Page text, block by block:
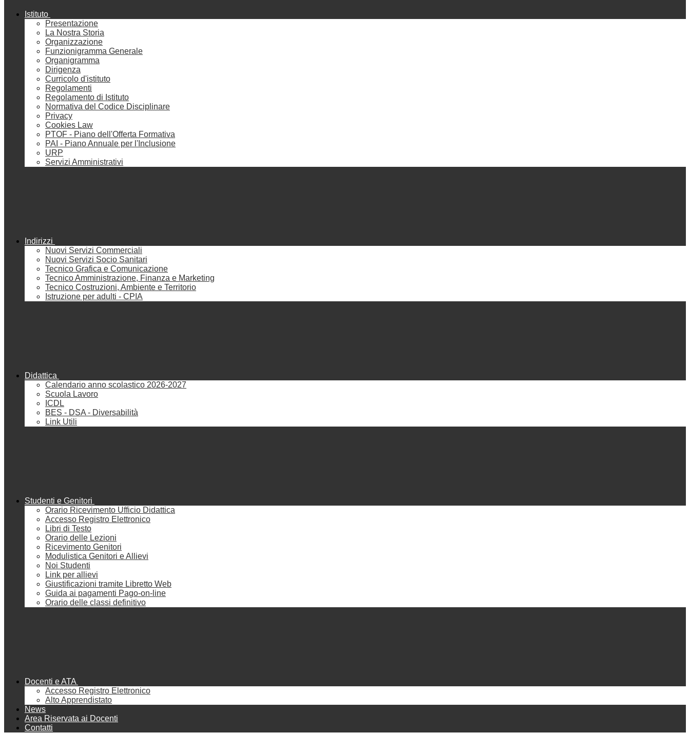
Istituto
Presentazione
La Nostra Storia
Organizzazione
Funzionigramma Generale
Organigramma
Dirigenza
Curricolo d'istituto
Regolamenti
Regolamento di Istituto
Normativa del Codice Disciplinare
Privacy
Cookies Law
PTOF - Piano dell'Offerta Formativa
PAI - Piano Annuale per l'Inclusione
URP
Servizi Amministrativi
Indirizzi
Nuovi Servizi Commerciali
Nuovi Servizi Socio Sanitari
Tecnico Grafica e Comunicazione
Tecnico Amministrazione, Finanza e Marketing
Tecnico Costruzioni, Ambiente e Territorio
Istruzione per adulti - CPIA
Didattica
Calendario anno scolastico 2026-2027
Scuola Lavoro
ICDL
BES - DSA - Diversabilità
Link Utili
Studenti e Genitori
Orario Ricevimento Ufficio Didattica
Accesso Registro Elettronico
Libri di Testo
Orario delle Lezioni
Ricevimento Genitori
Modulistica Genitori e Allievi
Noi Studenti
Link per allievi
Giustificazioni tramite Libretto Web
Guida ai pagamenti Pago-on-line
Orario delle classi definitivo
Docenti e ATA
Accesso Registro Elettronico
Alto Apprendistato
News
Area Riservata ai Docenti
Contatti